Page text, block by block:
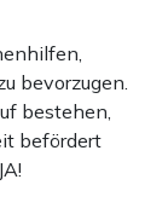
bevorzugen.
bestehen,
befördert